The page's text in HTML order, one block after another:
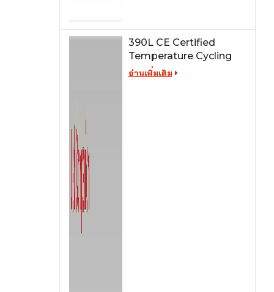
390L CE Certified
Temperature Cycling
Test Chamber
อ่านเพิ่มเติม